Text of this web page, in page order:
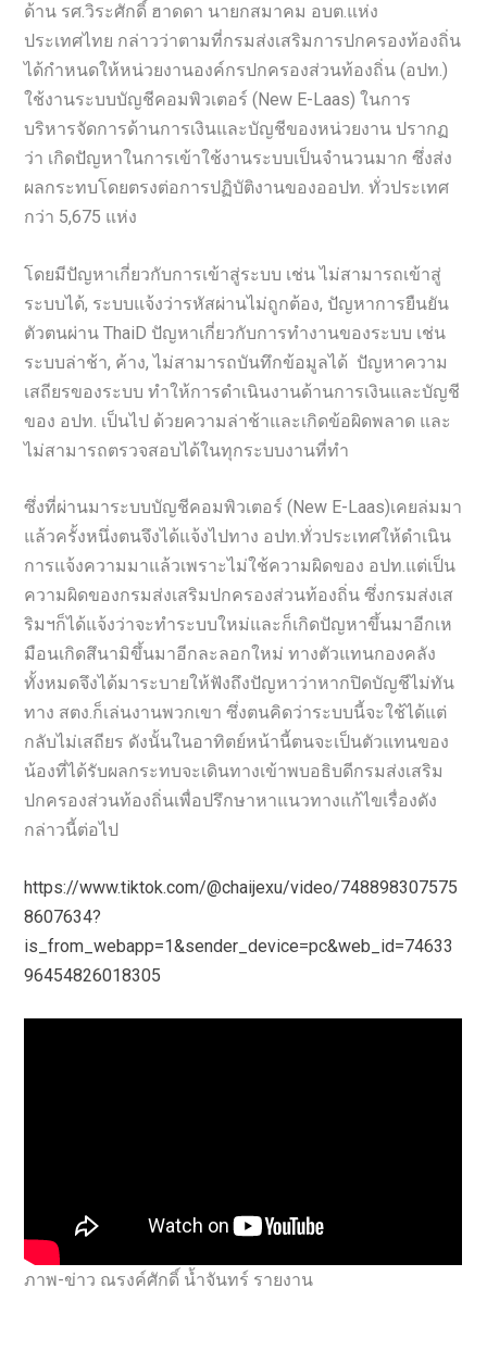
ด้าน รศ.วิระศักดิ์ ฮาดดา นายกสมาคม อบต.แห่ง
ประเทศไทย กล่าวว่าตามที่กรมส่งเสริมการปกครองท้องถิ่น
ได้กำหนดให้หน่วยงานองค์กรปกครองส่วนท้องถิ่น (อปท.)
ใช้งานระบบบัญชีคอมพิวเตอร์ (New E-Laas) ในการ
บริหารจัดการด้านการเงินและบัญชีของหน่วยงาน ปรากฏ
ว่า เกิดปัญหาในการเข้าใช้งานระบบเป็นจำนวนมาก ซึ่งส่ง
ผลกระทบโดยตรงต่อการปฏิบัติงานของออปท. ทั่วประเทศ
กว่า 5,675 แห่ง
โดยมีปัญหาเกี่ยวกับการเข้าสู่ระบบ เช่น ไม่สามารถเข้าสู่
ระบบได้, ระบบแจ้งว่ารหัสผ่านไม่ถูกต้อง, ปัญหาการยืนยัน
ตัวตนผ่าน ThaiD ปัญหาเกี่ยวกับการทำงานของระบบ เช่น
ระบบล่าช้า, ค้าง, ไม่สามารถบันทึกข้อมูลได้ ปัญหาความ
เสถียรของระบบ ทำให้การดำเนินงานด้านการเงินและบัญชี
ของ อปท. เป็นไป ด้วยความล่าช้าและเกิดข้อผิดพลาด และ
ไม่สามารถตรวจสอบได้ในทุกระบบงานที่ทำ
ซึ่งที่ผ่านมาระบบบัญชีคอมพิวเตอร์ (New E-Laas)เคยล่มมา
แล้วครั้งหนึ่งตนจึงได้แจ้งไปทาง อปท.ทั่วประเทศให้ดำเนิน
การแจ้งความมาแล้วเพราะไม่ใช้ความผิดของ อปท.แต่เป็น
ความผิดของกรมส่งเสริมปกครองส่วนท้องถิ่น ซึ่งกรมส่งเส
ริมฯก็ได้แจ้งว่าจะทำระบบใหม่และก็เกิดปัญหาขึ้นมาอีกเห
มือนเกิดสึนามิขึ้นมาอีกละลอกใหม่ ทางตัวแทนกองคลัง
ทั้งหมดจึงได้มาระบายให้ฟังถึงปัญหาว่าหากปิดบัญชีไม่ทัน
ทาง สตง.ก็เล่นงานพวกเขา ซึ่งตนคิดว่าระบบนี้จะใช้ได้แต่
กลับไม่เสถียร ดังนั้นในอาทิตย์หน้านี้ตนจะเป็นตัวแทนของ
น้องที่ได้รับผลกระทบจะเดินทางเข้าพบอธิบดีกรมส่งเสริม
ปกครองส่วนท้องถิ่นเพื่อปรึกษาหาแนวทางแก้ไขเรื่องดัง
กล่าวนี้ต่อไป
https://www.tiktok.com/@chaijexu/video/748898307575
8607634?
is_from_webapp=1&sender_device=pc&web_id=74633
96454826018305
ภาพ-ข่าว ณรงค์ศักดิ์ น้ำจันทร์ รายงาน